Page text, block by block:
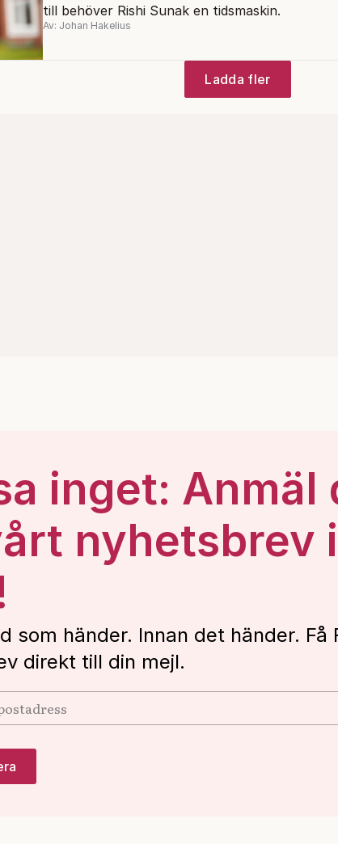
till behöver Rishi Sunak en tidsmaskin.
Av: Johan Hakelius
Ladda fler
inget: Anmäl
nyhetsbrev i
som händer. Innan det händer. Få
direkt till din mejl.